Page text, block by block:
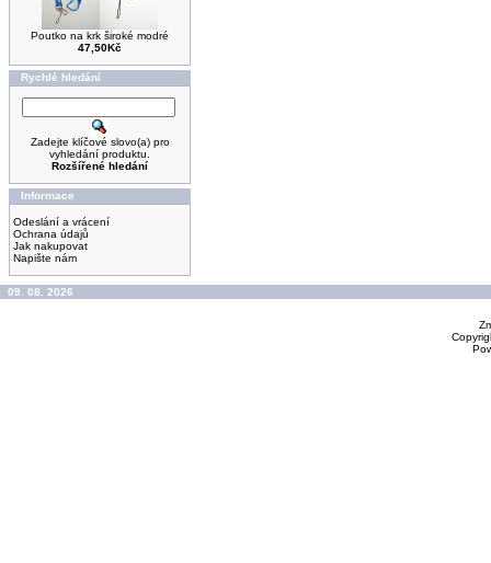
Poutko na krk široké modré
47,50Kč
Rychlé hledání
Zadejte klíčové slovo(a) pro
vyhledání produktu.
Rozšířené hledání
Informace
Odeslání a vrácení
Ochrana údajů
Jak nakupovat
Napište nám
09. 08. 2026